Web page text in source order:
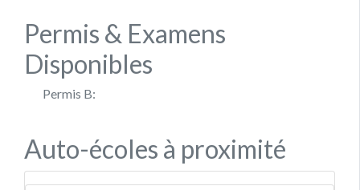
Permis & Examens
Disponibles
Permis B:
Auto-écoles à proximité